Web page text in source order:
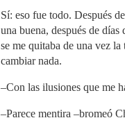
Sí: eso fue todo. Después
una buena, después de días
se me quitaba de una vez
cambiar nada.
–Con las ilusiones que me
–Parece mentira –bromeó